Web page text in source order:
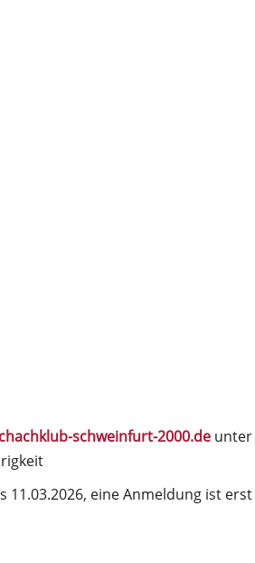
schweinfurt-2000.de unter
eine Anmeldung ist erst